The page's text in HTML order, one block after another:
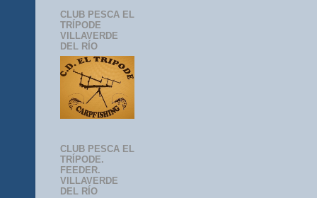
CLUB PESCA EL
TRÍPODE
VILLAVERDE
DEL RÍO
CLUB PESCA EL
TRÍPODE.
FEEDER.
VILLAVERDE
DEL RÍO